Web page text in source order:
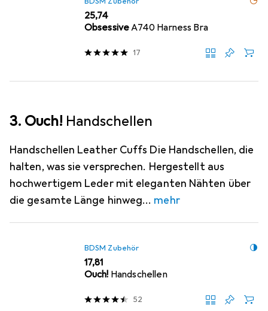
EUR
25,74
ObsessiveA740 Harness Bra
17
3. Ouch! Handschellen
Handschellen Leather Cuffs Die Handschellen, die
halten, was sie versprechen. Hergestellt aus
hochwertigem Leder mit eleganten Nähten über
die gesamte Länge hinweg
mehr
BDSM Zubehör
EUR
17,81
Ouch! Handschellen
52